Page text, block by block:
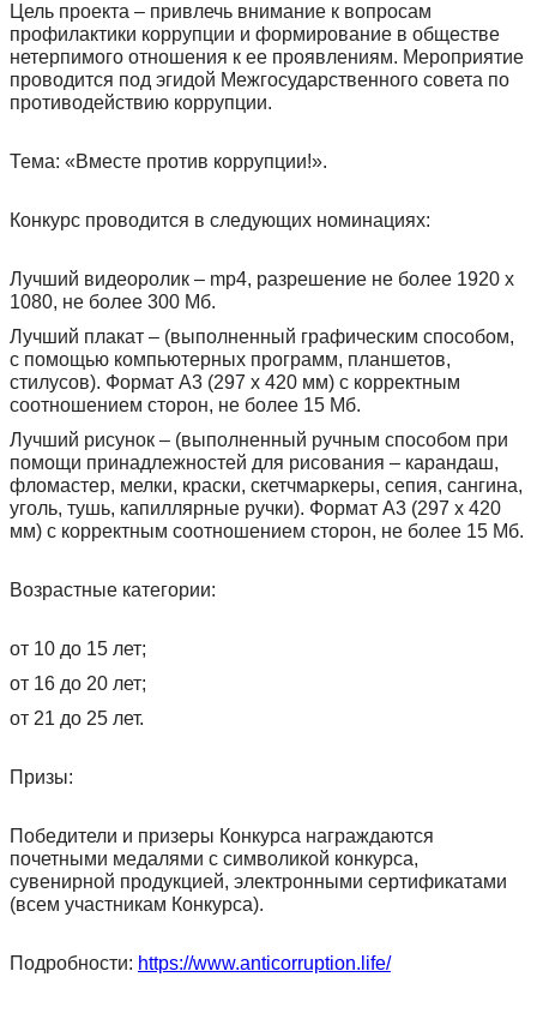
Цель проекта – привлечь внимание к вопросам
профилактики коррупции и формирование в обществе
нетерпимого отношения к ее проявлениям. Мероприятие
проводится под эгидой Межгосударственного совета по
противодействию коррупции.
Тема: «Вместе против коррупции!».
Конкурс проводится в следующих номинациях:
Лучший видеоролик – mp4, разрешение не более 1920 х
1080, не более 300 Мб.
Лучший плакат – (выполненный графическим способом,
с помощью компьютерных программ, планшетов,
стилусов). Формат А3 (297 х 420 мм) с корректным
соотношением сторон, не более 15 Мб.
Лучший рисунок – (выполненный ручным способом при
помощи принадлежностей для рисования – карандаш,
фломастер, мелки, краски, скетчмаркеры, сепия, сангина,
уголь, тушь, капиллярные ручки). Формат А3 (297 х 420
мм) с корректным соотношением сторон, не более 15 Мб.
Возрастные категории:
от 10 до 15 лет;
от 16 до 20 лет;
от 21 до 25 лет.
Призы:
Победители и призеры Конкурса награждаются
почетными медалями с символикой конкурса,
сувенирной продукцией, электронными сертификатами
(всем участникам Конкурса).
Подробности: https://www.anticorruption.life/